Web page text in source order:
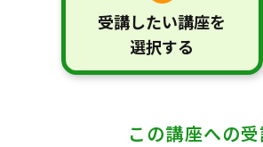
受講したい講座を
選択する
この講座への